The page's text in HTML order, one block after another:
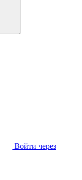
Войти через